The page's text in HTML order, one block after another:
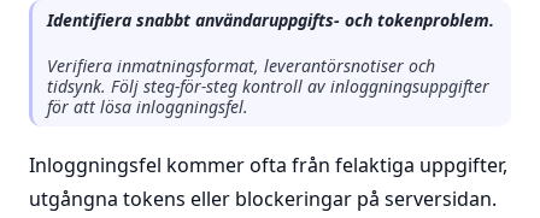
Identifiera snabbt användaruppgifts- och tokenproblem.
Verifiera inmatningsformat, leverantörsnotiser och
tidsynk. Följ steg-för-steg kontroll av inloggningsuppgifter
för att lösa inloggningsfel.
Inloggningsfel kommer ofta från felaktiga uppgifter,
utgångna tokens eller blockeringar på serversidan.